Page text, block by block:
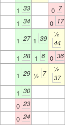
1 33 0 7
1 34 0 17
1 27 1 39
½
44
1 28 1 6 0 36
1 29 ½ 7
½
37
1 30
0 23
0 24